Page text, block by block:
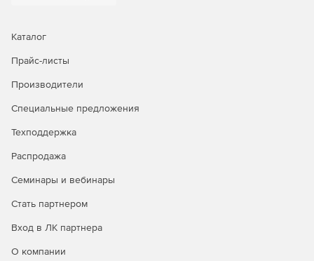
Каталог
Прайс-листы
Производители
Специальные предложения
Техподдержка
Распродажа
Семинары и вебинары
Стать партнером
Вход в ЛК партнера
О компании